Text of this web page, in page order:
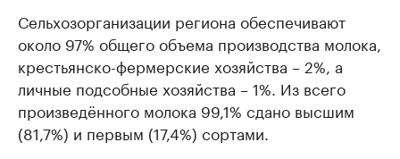
Сельхозорганизации региона обеспечивают
около 97% общего объема производства молока,
крестьянско-фермерские хозяйства – 2%, а
личные подсобные хозяйства – 1%. Из всего
произведённого молока 99,1% сдано высшим
(81,7%) и первым (17,4%) сортами.